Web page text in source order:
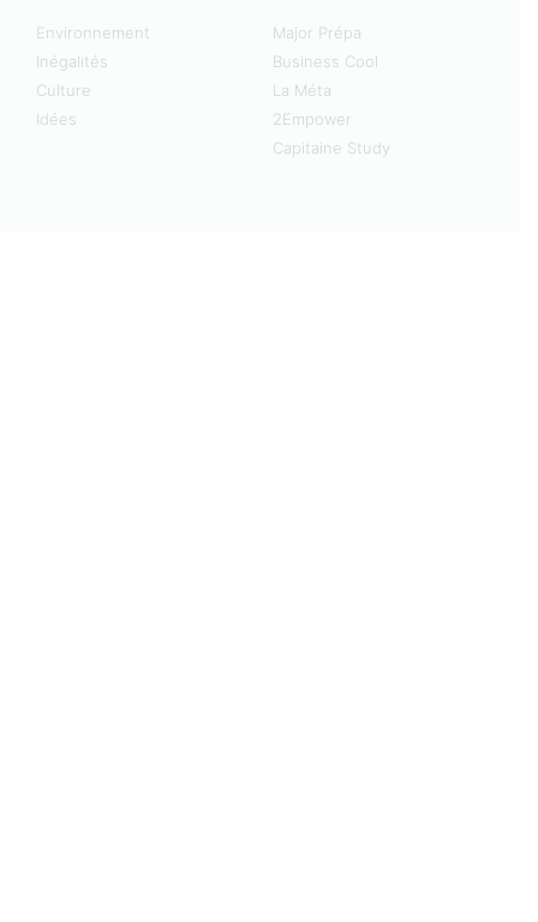
Environnement
Inégalités
Culture
Idées
Major Prépa
Business Cool
La Méta
2Empower
Capitaine Study